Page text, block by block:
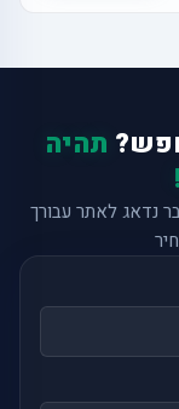
תהיה
נדאג לאתר עבורך